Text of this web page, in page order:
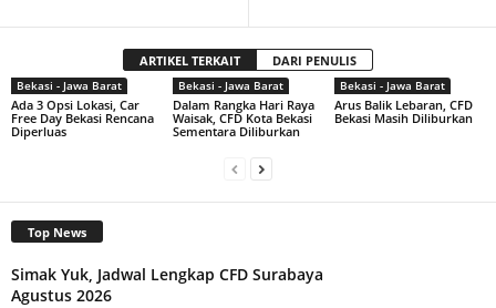
ARTIKEL TERKAIT DARI PENULIS
Bekasi - Jawa Barat
Ada 3 Opsi Lokasi, Car
Free Day Bekasi Rencana
Diperluas
Bekasi - Jawa Barat
Dalam Rangka Hari Raya
Waisak, CFD Kota Bekasi
Sementara Diliburkan
Bekasi - Jawa Barat
Arus Balik Lebaran, CFD
Bekasi Masih Diliburkan
Top News
Simak Yuk, Jadwal Lengkap CFD Surabaya
Agustus 2026